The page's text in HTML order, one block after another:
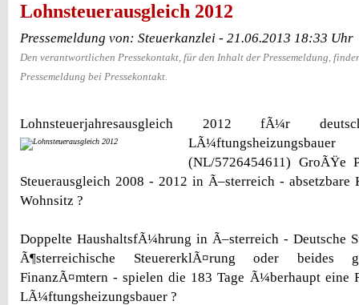
Lohnsteuerausgleich 2012
Pressemeldung von: Steuerkanzlei - 21.06.2013 18:33 Uhr
Den verantwortlichen Pressekontakt, für den Inhalt der Pressemeldung,
Pressemeldung bei Pressekontakt.
Lohnsteuerjahresausgleich 2012 fÃ¼r
(NL/5726454611) GroÃŸe
Steuerausgleich 2008 - 2012 in Ã–sterreich - absetzbare
Wohnsitz ?
Doppelte HaushaltsfÃ¼hrung in Ã–sterreich - Deutsche
Ã¶sterreichische SteuererklÃ¤rung oder
FinanzÃ¤mtern - spielen die 183 Tage Ã¼berhaupt
LÃ¼ftungsheizungsbauer ?